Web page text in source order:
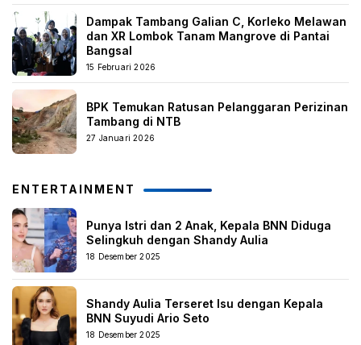
Dampak Tambang Galian C, Korleko Melawan
dan XR Lombok Tanam Mangrove di Pantai
Bangsal
15 Februari 2026
BPK Temukan Ratusan Pelanggaran Perizinan
Tambang di NTB
27 Januari 2026
ENTERTAINMENT
Punya Istri dan 2 Anak, Kepala BNN Diduga
Selingkuh dengan Shandy Aulia
18 Desember 2025
Shandy Aulia Terseret Isu dengan Kepala
BNN Suyudi Ario Seto
18 Desember 2025